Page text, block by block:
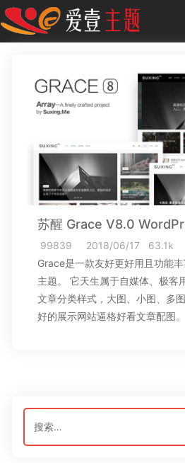
苏醒 Grace V8.0
99839 2018/06/17 63.1k
Grace是一款友好更好用且功能
主题。 它天生属于自媒体、极客
文章分类样式，大图、小图、多
好的展示网站逼格好看文章配图
搜
索：